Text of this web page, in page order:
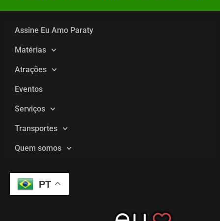
Assine Eu Amo Paraty
Matérias
Atrações
Eventos
Serviços
Transportes
Quem somos
PT